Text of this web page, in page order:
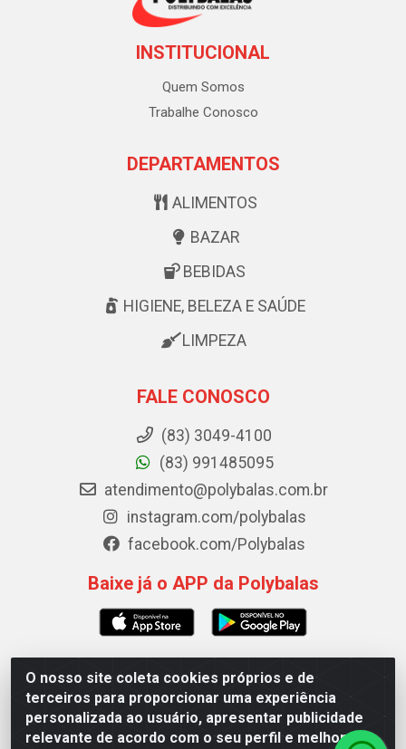
O nosso site coleta cookies próprios e de
terceiros para proporcionar uma experiência
personalizada ao usuário, apresentar publicidade
relevante de acordo com o seu perfil e melhorar a
INSTITUCIONAL
Quem Somos
Trabalhe Conosco
DEPARTAMENTOS
ALIMENTOS
BAZAR
BEBIDAS
HIGIENE, BELEZA E SAÚDE
LIMPEZA
FALE CONOSCO
(83) 3049-4100
(83) 991485095
atendimento@polybalas.com.br
instagram.com/polybalas
facebook.com/Polybalas
Baixe já o APP da Polybalas
Polybalas - Rua João Miguel de Souza, 173 Galpão B -
Ernesto Geisel, João Pessoa/PB - CEP 58.075-075 - CNPJ
00.909.327/0002-61